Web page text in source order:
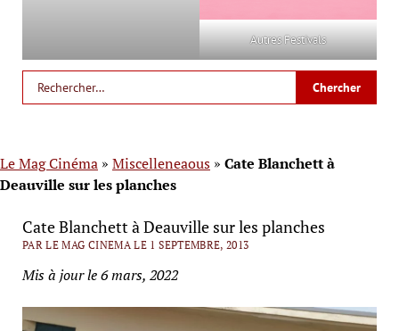
Autres Festivals
Le Mag Cinéma » Miscelleneaous » Cate Blanchett à
Deauville sur les planches
Cate Blanchett à Deauville sur les planches
PAR LE MAG CINEMA LE 1 SEPTEMBRE, 2013
Mis à jour le 6 mars, 2022